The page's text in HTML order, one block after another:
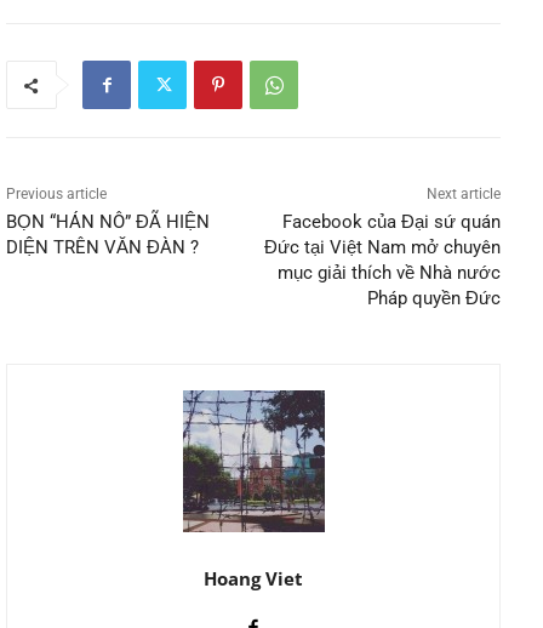
Previous article
BỌN “HÁN NÔ” ĐÃ HIỆN
DIỆN TRÊN VĂN ĐÀN ?
Next article
Facebook của Đại sứ quán
Đức tại Việt Nam mở chuyên
mục giải thích về Nhà nước
Pháp quyền Đức
Hoang Viet